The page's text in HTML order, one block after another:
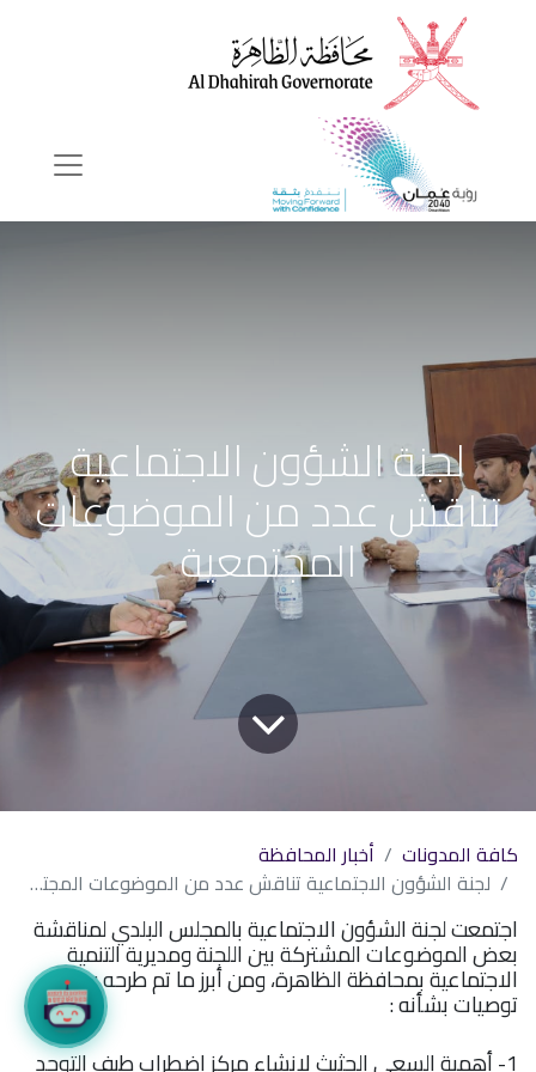
لجنة الشؤون الاجتماعية
تناقش عدد من الموضوعات
المجتمعية
كافة المدونات
أخبار المحافظة
لجنة الشؤون الاجتماعية تناقش عدد من الموضوعات المجتمعية
اجتمعت لجنة الشؤون الاجتماعية بالمجلس البلدي لمناقشة
بعض الموضوعات المشتركة بين اللجنة ومديرية التنمية
الاجتماعية بمحافظة الظاهرة، ومن أبرز ما تم طرحه وعمل
توصيات بشأنه :
1- أهمية السعي الحثيث لإنشاء مركز اضطراب طيف التوحد